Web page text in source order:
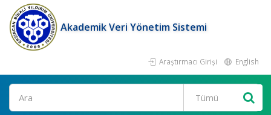
Akademik Veri Yönetim Sistemi
Araştırmacı Girişi English
Ara